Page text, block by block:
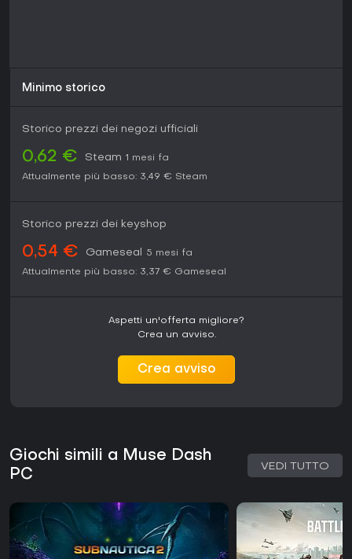
Minimo storico
Storico prezzi dei negozi ufficiali
0,62 € Steam 1 mesi fa
Attualmente più basso: 3,49 € Steam
Storico prezzi dei keyshop
0,54 € Gameseal
5 mesi fa
Attualmente più basso: 3,37 € Gameseal
Aspetti un'offerta migliore?
Crea un avviso.
Crea avviso
Giochi simili a Muse Dash
PC
VEDI TUTTO